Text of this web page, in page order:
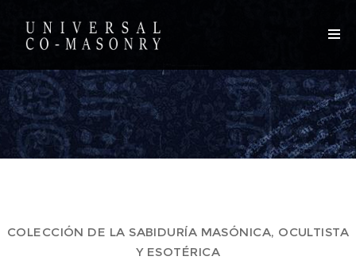
COLECCIÓN DE LA SABIDURÍA MASÓNICA, OCULTISTA
Y ESOTÉRICA